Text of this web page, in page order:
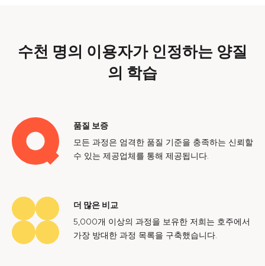
수천 명의 이용자가 인정하는 양질
의 학습
품질 보증
모든 과정은 엄격한 품질 기준을 충족하는 신뢰할
수 있는 제공업체를 통해 제공됩니다.
더 많은 비교
5,000개 이상의 과정을 보유한 저희는 호주에서
가장 방대한 과정 목록을 구축했습니다.